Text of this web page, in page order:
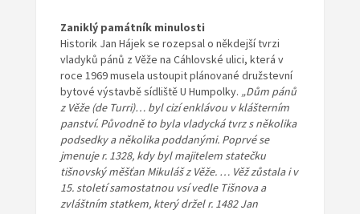
Zaniklý památník minulosti
Historik Jan Hájek se rozepsal o někdejší tvrzi
vladyků pánů z Věže na Cáhlovské ulici, která v
roce 1969 musela ustoupit plánované družstevní
bytové výstavbě sídliště U Humpolky. „Dům pánů
z Věže (de Turri)… byl cizí enklávou v klášterním
panství. Původně to byla vladycká tvrz s několika
podsedky a několika poddanými. Poprvé se
jmenuje r. 1328, kdy byl majitelem statečku
tišnovský měšťan Mikuláš z Věže. … Věž zůstala i v
15. století samostatnou vsí vedle Tišnova a
zvláštním statkem, který držel r. 1482 Jan